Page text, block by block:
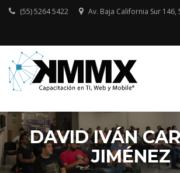
Skip
(55) 5264 5422 Av. Baja California Sur 146,
DAVID IVÁN
JIMÉNEZ